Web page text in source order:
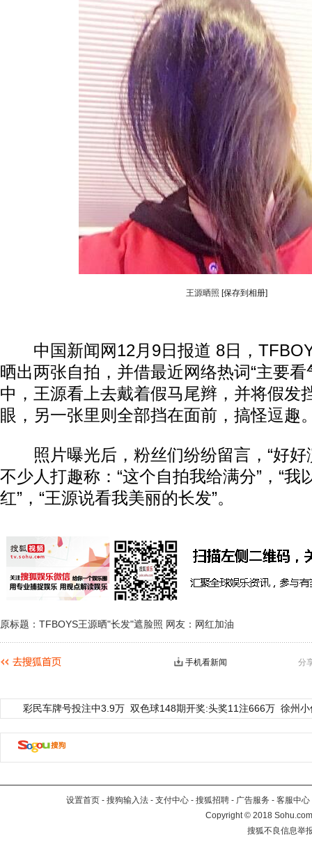
王源晒照 [保存到相册]
中国新闻网12月9日报道 8日，
晒出两张自拍，并借最近网络热词“主要看
中，王源看上去戴着假马尾辫，并将假发
眼，另一张里则全部挡在面前，搞怪逗趣
照片曝光后，粉丝们纷纷留言，“好好
不少人打趣称：“这个自拍我给满分”，“我
红”，“王源说看我美丽的长发”。
原标题：TFBOYS王源晒"长发"遮脸照 网友：网红加油
分
手机看新闻
彩民车牌号投注中3.9万 双色球148期开奖:头奖11注666万 徐州
设置首页 - 搜狗输入法 - 支付中心 - 搜狐招聘 - 广告服务 - 客服中心
Copyright©2018
搜狐不良信息举